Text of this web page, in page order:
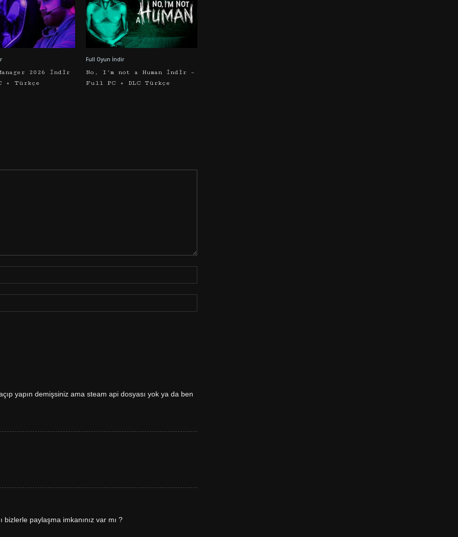
2026 İndir
+ Türkçe
Full Oyun İndir
No, I’m not a Human İndir –
Full PC + DLC Türkçe
yapın demişsiniz ama steam api dosyası yok ya da ben
paylaşma imkanınız var mı ?